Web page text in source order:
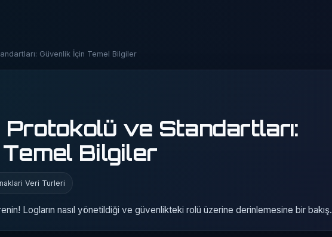
Güvenlik İçin Temel Bilgiler
ve Standartları:
Bilgiler
Veri Turleri
Logların nasıl yönetildiği ve güvenlikteki rolü üzerine derinlemesine bir bakış.